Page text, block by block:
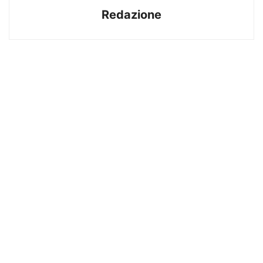
Redazione